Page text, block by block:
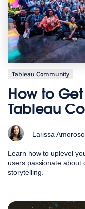
Tableau Community
How to
Tableau
Larissa Amoroso
Learn how to uplevel
users passionate about
storytelling.